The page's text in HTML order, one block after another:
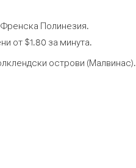
Полинезия.
от $1.80 за минута.
острови (Малвинас).